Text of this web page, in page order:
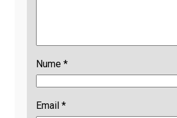
Nume *
Email *